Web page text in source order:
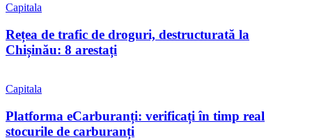
Capitala
Rețea de trafic de droguri, destructurată la
Chișinău: 8 arestați
Capitala
Platforma eCarburanți: verificați în timp real
stocurile de carburanți